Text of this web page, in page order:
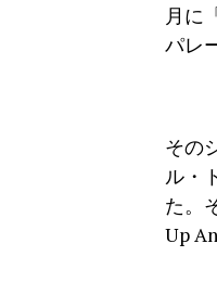
月に
パレ
その
ル・
た。
Up